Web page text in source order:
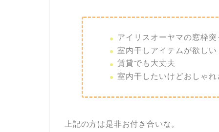
アイリスオーヤマの窓枠
室内干しアイテムが欲しい
賃貸でも大丈夫
室内干したいけどおしゃ
上記の方は是非お付き合いな。